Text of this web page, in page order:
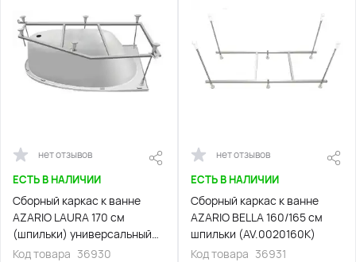
нет отзывов
ЕСТЬ В НАЛИЧИИ
Сборный каркас к ванне
AZARIO LAURA 170 см
(шпильки) универсальный
(AV.0053170K)
Код товара 36930
нет отзывов
ЕСТЬ В НАЛИЧИИ
Сборный каркас к ванне
AZARIO BELLA 160/165 см
шпильки (AV.0020160K)
Код товара 36931